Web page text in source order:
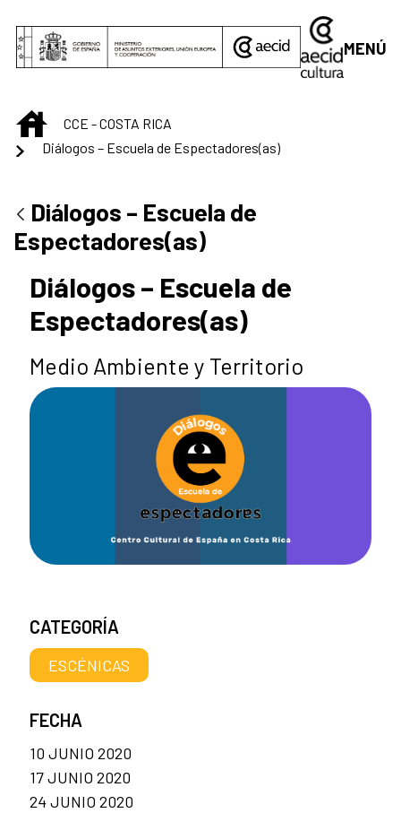
MENÚ
INICIO
CCE - COSTA RICA
Diálogos – Escuela de Espectadores(as)
Diálogos – Escuela de
Espectadores(as)
Diálogos – Escuela de
Espectadores(as)
Medio Ambiente y Territorio
CATEGORÍA
ESCÉNICAS
FECHA
10 JUNIO 2020
17 JUNIO 2020
24 JUNIO 2020